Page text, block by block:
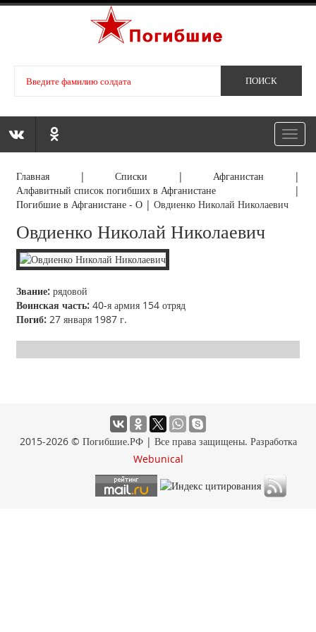
Главная |Списки | Афганистан |
Алфавитный список погибших в Афганистане |
Погибшие в Афганистане - О |Овдиенко Николай Николаевич
Овдиенко Николай Николаевич
Звание: рядовой
Воинская часть: 40-я армия 154 отряд
Погиб: 27 января 1987 г.
2015-2026 © Погибшие.РФ | Все права защищены. Разработка
Webunical